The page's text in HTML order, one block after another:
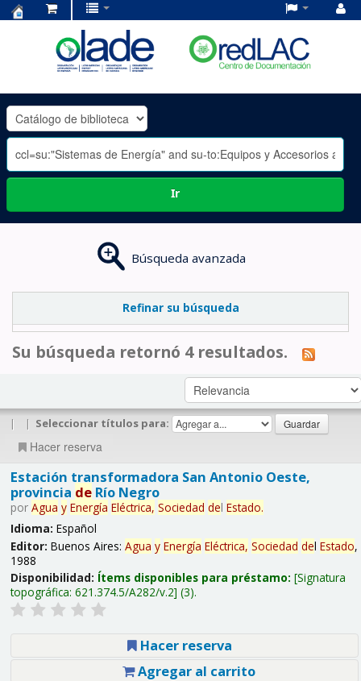
OLADE
-
Ir
Búsqueda avanzada
Refinar su búsqueda
Su búsqueda retornó 4 resultados.
| | Seleccionar títulos para:
Hacer reserva
Estación transformadora San Antonio Oeste,
provincia deRío Negro
por Agua y Energía Eléctrica, Sociedad del Estado.
Idioma: Español
Editor: Buenos Aires: Agua y Energía Eléctrica, Sociedad del Estado,
1988
Disponibilidad: Ítems disponibles para préstamo: Signatura
topográfica: 621.374.5/A282/v.2 (3).
Hacer reserva
Agregar al carrito